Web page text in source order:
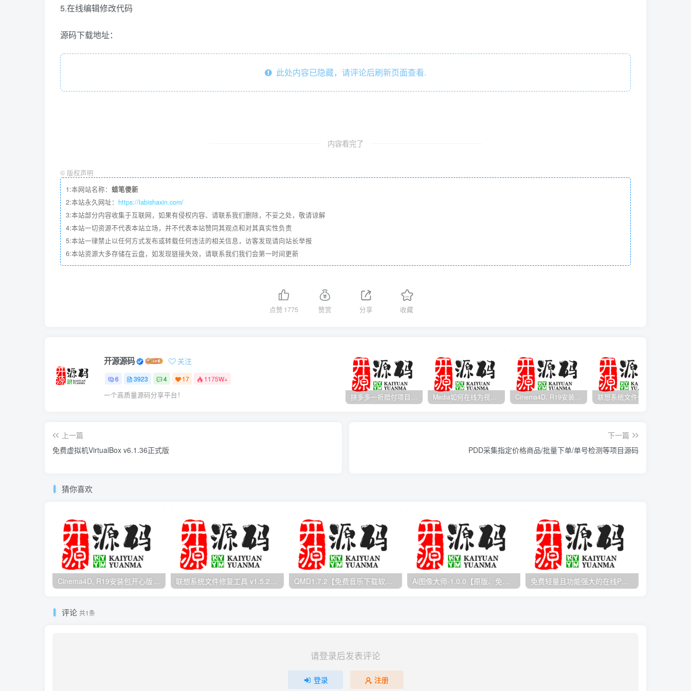
5.在线编辑修改代码
源码下载地址：
此处内容已隐藏，请评论后刷新页面查看.
内容看完了
© 版权声明
1:本网站名称： 蜡笔傻新
2:本站永久网址： https://labishaxin.com/
3:本站部分内容收集于互联网，如果有侵权内容、请联系我们删除，不妥之处，敬请谅解
4:本站一切资源不代表本站立场，并不代表本站赞同其观点和对其真实性负责
5:本站一律禁止以任何方式发布或转载任何违法的相关信息，访客发现请向站长举报
6:本站资源大多存储在云盘，如发现链接失效，请联系我们我们会第一时间更新
点赞 1775 赞赏 分享 收藏
开源源码 关注
6 3923 4 17 1175W+
一个高质量源码分享平台！ 拼多多一折赔付项目是怎么操作的？ Media如何在线为视频自动添加字幕？ Cinema4D, R19安装包开心版带序列号
上一篇
免费虚拟机VirtualBox v6.1.36正式版
下一篇
PDD采集指定价格商品/批量下单/单号检测等项目源码
猜你喜欢
Cinema4D, R19安装包开心版带序列号 联想系统文件修复工具 v1.5.21 免费版 Lenovo Quick Fix下载 QMD1.7.2【免费音乐下载软件】 Ai图像大师-1.0.0【原版、免费软件、图像处理、无损放大、增强画质、图上颜等】 免费轻量且功能强大的在线PHP集成开发工具(IDE)
评论 共1条
请登录后发表评论
登录 注册